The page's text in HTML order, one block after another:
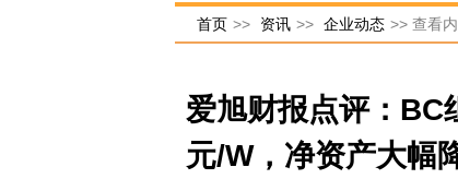
首页 >> 资讯 >> 企业动态 >> 查看
爱旭财报点评：BC
元/W，净资产大幅